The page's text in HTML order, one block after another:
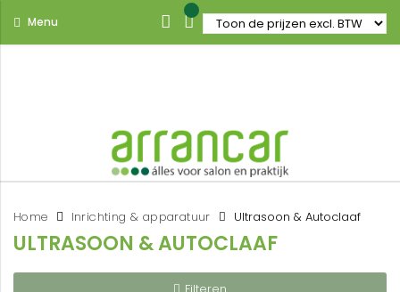
Menu
Home Inrichting & apparatuur Ultrasoon & Autoclaaf
ULTRASOON & AUTOCLAAF